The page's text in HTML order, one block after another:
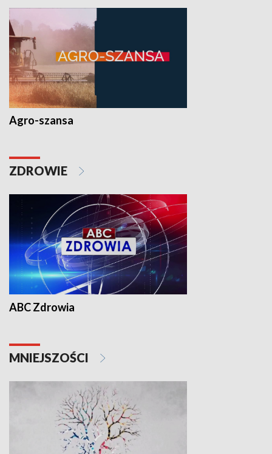
Agro-szansa
ZDROWIE
ABC Zdrowia
MNIEJSZOŚCI